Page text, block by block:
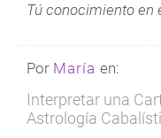
Tú conocimiento en
Por María en:
Interpretar una
Astrología